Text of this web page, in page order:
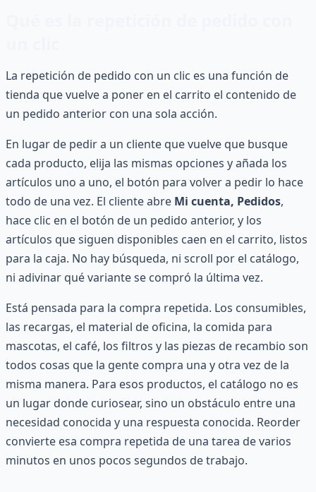
La repetición de pedido con un clic es una función de
tienda que vuelve a poner en el carrito el contenido de
un pedido anterior con una sola acción.
En lugar de pedir a un cliente que vuelve que busque
cada producto, elija las mismas opciones y añada los
artículos uno a uno, el botón para volver a pedir lo hace
todo de una vez. El cliente abre Mi cuenta, Pedidos,
hace clic en el botón de un pedido anterior, y los
artículos que siguen disponibles caen en el carrito, listos
para la caja. No hay búsqueda, ni scroll por el catálogo,
ni adivinar qué variante se compró la última vez.
Está pensada para la compra repetida. Los consumibles,
las recargas, el material de oficina, la comida para
mascotas, el café, los filtros y las piezas de recambio son
todos cosas que la gente compra una y otra vez de la
misma manera. Para esos productos, el catálogo no es
un lugar donde curiosear, sino un obstáculo entre una
necesidad conocida y una respuesta conocida. Reorder
convierte esa compra repetida de una tarea de varios
minutos en unos pocos segundos de trabajo.